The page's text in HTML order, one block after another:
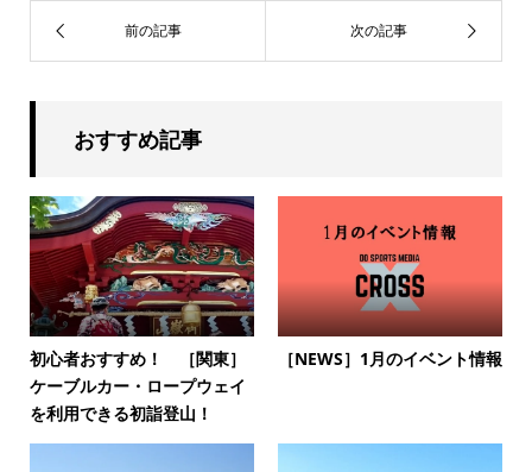
おすすめ記事
初心者おすすめ！ ［関東］
ケーブルカー・ロープウェイ
を利用できる初詣登山！
［NEWS］1月のイベント情報